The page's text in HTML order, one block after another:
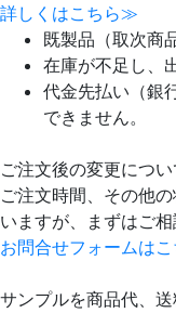
詳しくはこちら≫
既製品（取次商
在庫が不足し、
代金先払い（銀
できません。
ご注文後の変更につい
ご注文時間、その他
いますが、まずはご相
お問合せフォームは
サンプルを商品代、